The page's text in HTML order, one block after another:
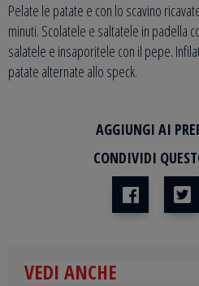
Pelate le patate e con lo scavino
minuti. Scolatele e saltatele in padella
salatele e insaporitele con il pepe.
patate alternate allo speck.
AGGIUNGI AI
CONDIVIDI
VEDI ANCHE